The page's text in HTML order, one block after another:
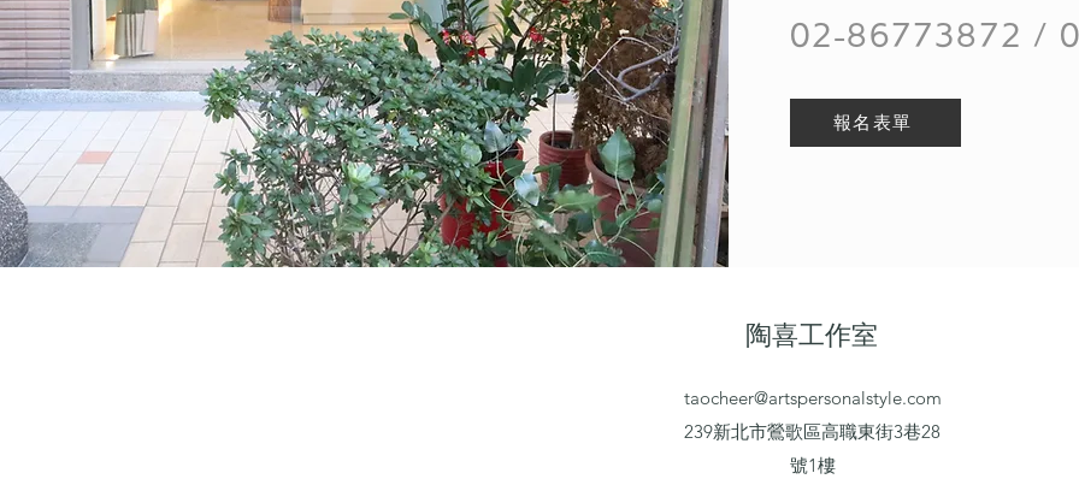
02-86773872 /
報名表單
陶喜工作室
taocheer@artspersonalstyle.com
239新北市鶯歌區高職東街3巷28
號1樓